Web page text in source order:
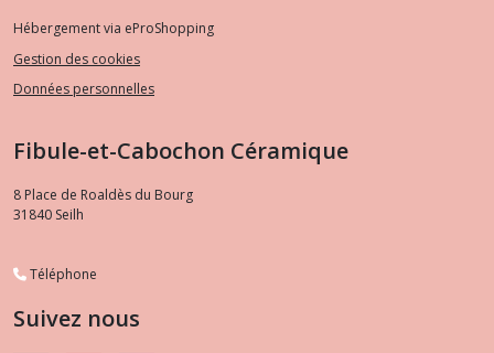
Hébergement via eProShopping
Gestion des cookies
Données personnelles
Fibule-et-Cabochon Céramique
8 Place de Roaldès du Bourg
31840 Seilh
Téléphone
Suivez nous